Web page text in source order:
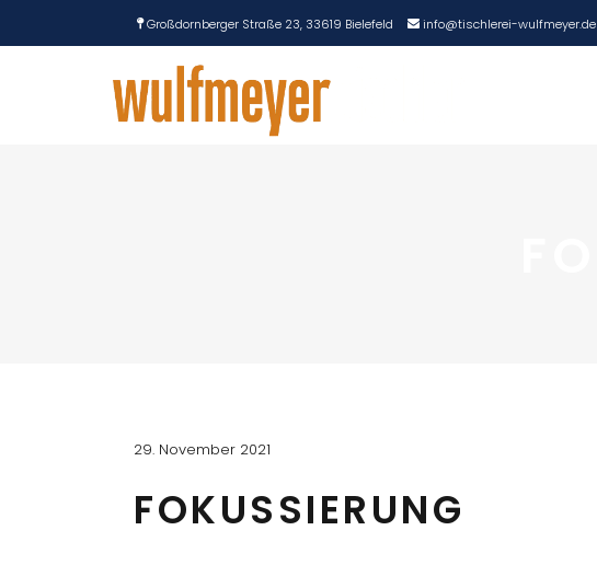
Großdornberger Straße 23, 33619 Bielefeld info@tischlerei-wulfmeyer.de
29. November 2021
FOKUSSIERUNG